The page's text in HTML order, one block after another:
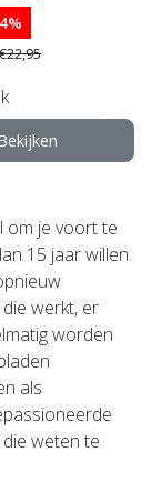
€22,95
om je voort te
15 jaar willen
werkt, er
worden
als
weten te